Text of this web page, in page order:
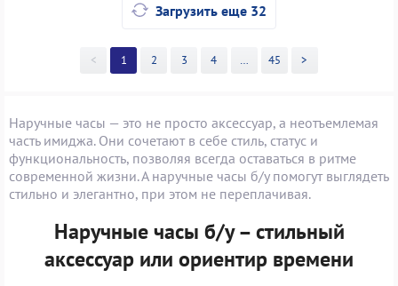
Загрузить еще 32
< 1 2 3 4 >> 45 >
Наручные часы — это не просто аксессуар, а неотъемлемая
часть имиджа. Они сочетают в себе стиль, статус и
функциональность, позволяя всегда оставаться в ритме
современной жизни. А наручные часы б/у помогут выглядеть
стильно и элегантно, при этом не переплачивая.
Наручные часы б/у – стильный
аксессуар или ориентир времени